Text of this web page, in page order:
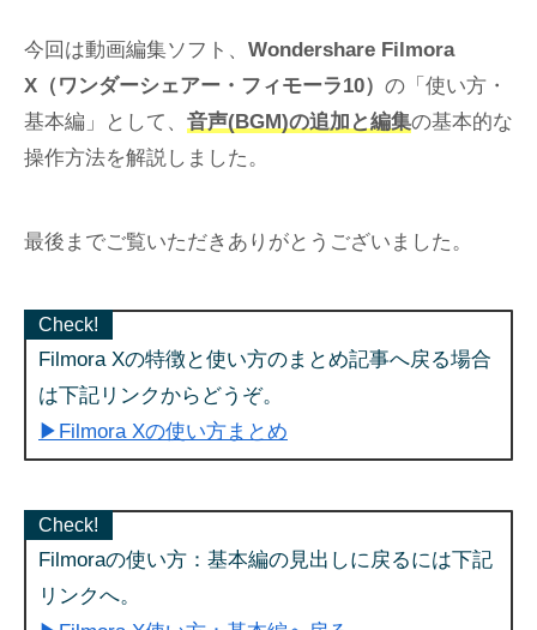
今回は動画編集ソフト、 Wondershare Filmora
X（ワンダーシェアー・フィモーラ10） の「使い方・
基本編」として、 音声(BGM)の追加と編集の基本的な
操作方法を解説しました。
最後までご覧いただきありがとうございました。
Check!
Filmora Xの特徴と使い方のまとめ記事へ戻る場合
は下記リンクからどうぞ。
▶Filmora Xの使い方まとめ
Check!
Filmoraの使い方：基本編の見出しに戻るには下記
リンクへ。